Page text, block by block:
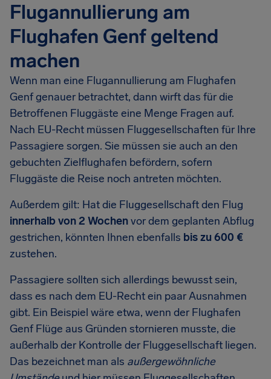
Flugannullierung am
Flughafen Genf geltend
machen
Wenn man eine Flugannullierung am Flughafen
Genf genauer betrachtet, dann wirft das für die
Betroffenen Fluggäste eine Menge Fragen auf.
Nach EU-Recht müssen Fluggesellschaften für Ihre
Passagiere sorgen. Sie müssen sie auch an den
gebuchten Zielflughafen befördern, sofern
Fluggäste die Reise noch antreten möchten.
Außerdem gilt: Hat die Fluggesellschaft den Flug
innerhalb von 2 Wochenvor dem geplanten Abflug
gestrichen, könnten Ihnen ebenfalls bis zu 600 €
zustehen.
Passagiere sollten sich allerdings bewusst sein,
dass es nach dem EU-Recht ein paar Ausnahmen
gibt. Ein Beispiel wäre etwa, wenn der Flughafen
Genf Flüge aus Gründen stornieren musste, die
außerhalb der Kontrolle der Fluggesellschaft liegen.
Das bezeichnet man als außergewöhnliche